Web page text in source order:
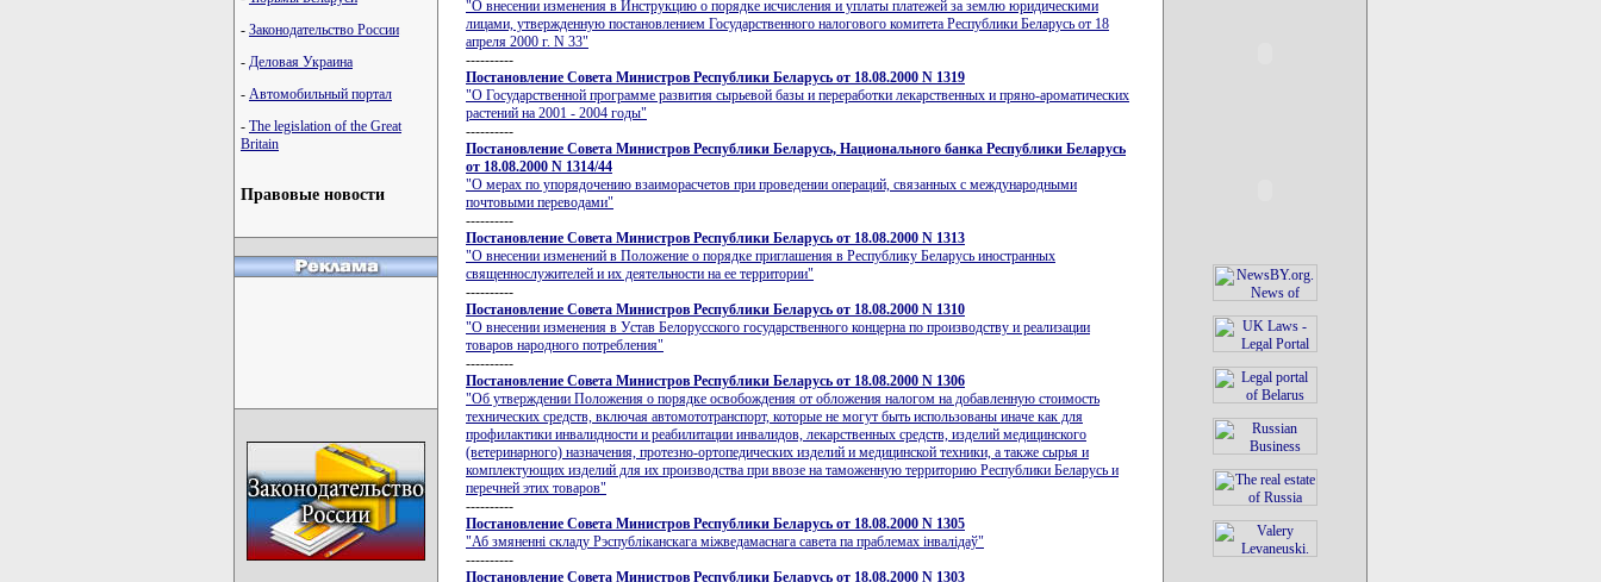
- Законодательство России
- Деловая Украина
- Автомобильный портал
- The legislation of the Great
Britain
Правовые новости
"О внесении изменения в Инструкцию о порядке исчисления и уплаты платежей за землю юридическими
лицами, утвержденную постановлением Государственного налогового комитета Республики Беларусь от 18
апреля 2000 г. N 33"
----------
Постановление Совета Министров Республики Беларусь от 18.08.2000 N 1319
"О Государственной программе развития сырьевой базы и переработки лекарственных и пряно-ароматических
растений на 2001 - 2004 годы"
----------
Постановление Совета Министров Республики Беларусь, Национального банка Республики Беларусь
от 18.08.2000 N 1314/44
"О мерах по упорядочению взаиморасчетов при проведении операций, связанных с международными
почтовыми переводами"
----------
Постановление Совета Министров Республики Беларусь от 18.08.2000 N 1313
"О внесении изменений в Положение о порядке приглашения в Республику Беларусь иностранных
священнослужителей и их деятельности на ее территории"
----------
Постановление Совета Министров Республики Беларусь от 18.08.2000 N 1310
"О внесении изменения в Устав Белорусского государственного концерна по производству и реализации
товаров народного потребления"
----------
Постановление Совета Министров Республики Беларусь от 18.08.2000 N 1306
"Об утверждении Положения о порядке освобождения от обложения налогом на добавленную стоимость
технических средств, включая автомототранспорт, которые не могут быть использованы иначе как для
профилактики инвалидности и реабилитации инвалидов, лекарственных средств, изделий медицинского
(ветеринарного) назначения, протезно-ортопедических изделий и медицинской техники, а также сырья и
комплектующих изделий для их производства при ввозе на таможенную территорию Республики Беларусь и
перечней этих товаров"
----------
Постановление Совета Министров Республики Беларусь от 18.08.2000 N 1305
"Аб змяненнi складу Рэспублiканскага мiжведамаснага савета па праблемах iнвалiдаў"
----------
Постановление Совета Министров Республики Беларусь от 18.08.2000 N 1303